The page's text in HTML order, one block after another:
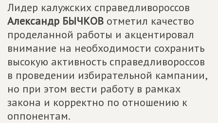
Лидер калужских справедливороссов
Александр БЫЧКОВ отметил качество
проделанной работы и акцентировал
внимание на необходимости сохранить
высокую активность справедливороссов
в проведении избирательной кампании,
но при этом вести работу в рамках
закона и корректно по отношению к
оппонентам.